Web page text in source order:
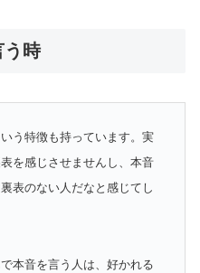
う時
う特徴も持っています。実
を感じさせませんし、本音
表のない人だなと感じてし
本音を言う人は、好かれる